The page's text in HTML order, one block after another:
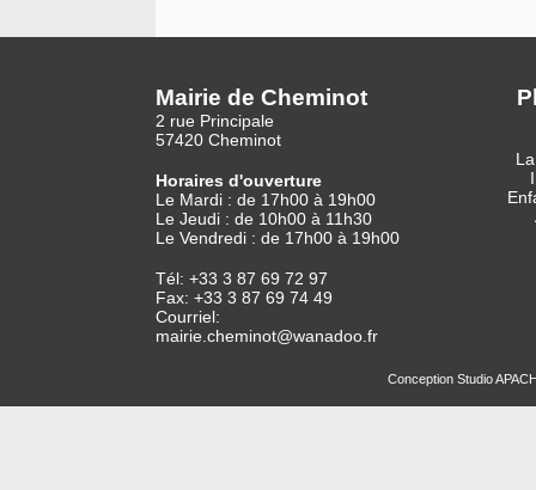
Mairie de Cheminot
2 rue Principale
57420 Cheminot
Horaires d'ouverture
Le Mardi : de 17h00 à 19h00
Le Jeudi : de 10h00 à 11h30
Le Vendredi : de 17h00 à 19h00
Tél: +33 3 87 69 72 97
Fax: +33 3 87 69 74 49
Courriel:
mairie.cheminot@wanadoo.fr
Conception Studio